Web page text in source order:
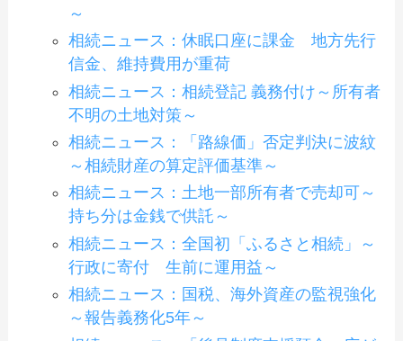
～
相続ニュース：休眠口座に課金 地方先行
信金、維持費用が重荷
相続ニュース：相続登記 義務付け～所有者
不明の土地対策～
相続ニュース：「路線価」否定判決に波紋
～相続財産の算定評価基準～
相続ニュース：土地一部所有者で売却可～
持ち分は金銭で供託～
相続ニュース：全国初「ふるさと相続」～
行政に寄付 生前に運用益～
相続ニュース：国税、海外資産の監視強化
～報告義務化5年～